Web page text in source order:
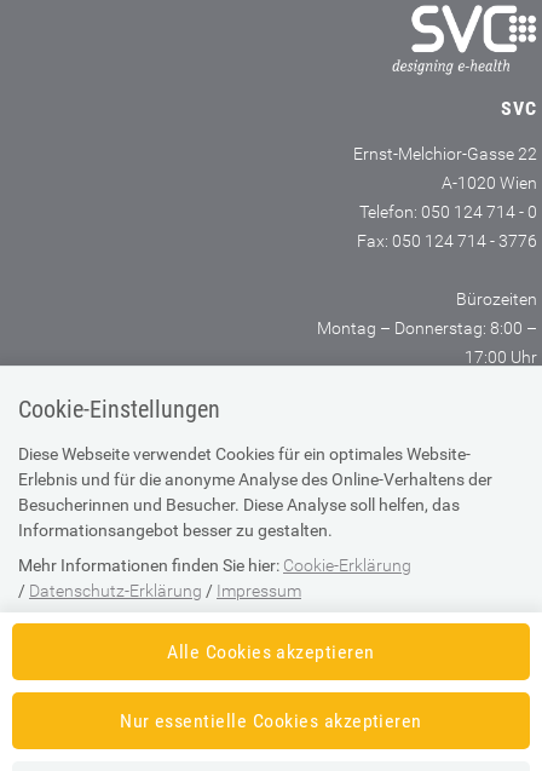
Cookie-Einstellungen
Diese Webseite verwendet Cookies für ein optimales Website-
Erlebnis und für die anonyme Analyse des Online-Verhaltens der
Besucherinnen und Besucher. Diese Analyse soll helfen, das
Informationsangebot besser zu gestalten.
Mehr Informationen finden Sie hier: Cookie-Erklärung
/ Datenschutz-Erklärung / Impressum
Die Einstellung können Sie jederzeit auf der Seite "Cookie-Erklärung"
Alle Cookies akzeptieren
Nur essentielle Cookies akzeptieren
SVC
Ernst-Melchior-Gasse 22
A-1020 Wien
Telefon: 050 124 714 - 0
Fax: 050 124 714 - 3776
Bürozeiten
Montag – Donnerstag: 8:00 –
17:00 Uhr
SV-TRÄGER SV-PARTNER
KONTAKT ANFAHRTSPLAN
IMPRESSUM
COOKIE ERKLÄRUNG
BARRIEREFREIHEITSERKLÄRUNG
SUPPORTANFRAGE BEI
TECHNISCHEN PROBLEMEN